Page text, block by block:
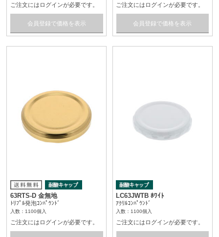
ご注文にはログインが必要です。
会員登録で価格を表示
ご注文にはログインが必要です。
会員登録で価格を表示
63RTS-D 金無地
ﾄﾘﾌﾟﾙ発泡ｺﾝﾊﾟｳﾝﾄﾞ
入数：1100個入
ご注文にはログインが必要です。
LC63JWTB ﾎﾜｲﾄ
ｱｸﾘﾙｺﾝﾊﾟｳﾝﾄﾞ
入数：1100個入
ご注文にはログインが必要です。